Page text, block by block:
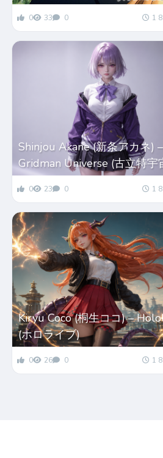
0 33 0 1
Shinjou Akane (新条アカネ) –
Gridman Universe (古立特宇
0 23 0 1
Kiryu Coco (桐生ココ) –
(ホロライブ)
0 26 0 1